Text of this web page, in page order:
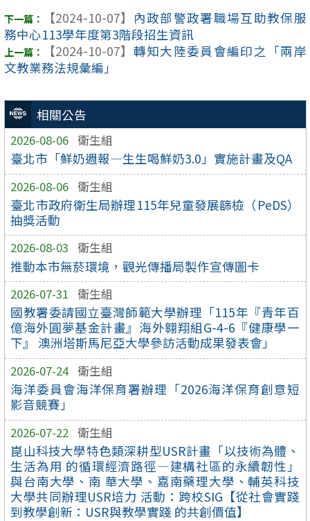
相關公告
2026-08-06 衛生組
臺北市「鮮奶週報—生生喝鮮奶3.0」實施計畫及QA
2026-08-06 衛生組
臺北市政府衛生局辦理115年兒童發展篩檢（PeDS）
抽獎活動
2026-08-03 衛生組
推動本市無菸環境，觀光傳播局製作宣傳圖卡
2026-07-31 衛生組
國教署委請國立臺灣師範大學辦理「115年『青年百
億海外圓夢基金計畫』海外翱翔組G-4-6『健康學一
下』 澳洲塔斯馬尼亞大學參訪活動成果發表會」
2026-07-24 衛生組
海洋委員會海洋保育署辦理「2026海洋保育創意短
影音競賽」
2026-07-22 衛生組
崑山科技大學特色類深耕型USR計畫「以技術為體、
生活為用 的循環經濟路徑—建構社區的永續韌性」
與台南大學、南 華大學、嘉南藥理大學、輔英科技
大學共同辦理USR培力 活動：跨校SIG【從社會實踐
到教學創新：USR與教學實踐 的共創價值】
【2024-10-07】 內政部警政署職場互助教保服
務中心113學年度第3階段招生資訊
【2024-10-07】 轉知大陸委員會編印之「兩岸
文教業務法規彙編」